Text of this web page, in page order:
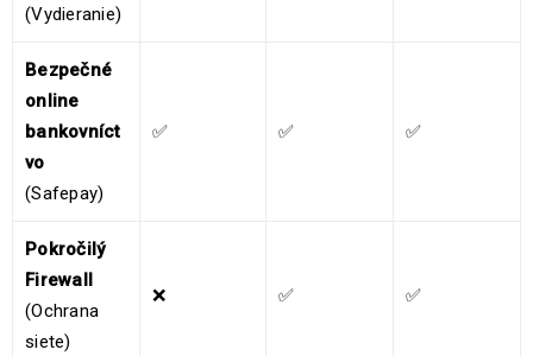
(Vydieranie)
Bezpečné
online
bankovníct
vo
(Safepay)
✅ ✅ ✅
Pokročilý
Firewall
(Ochrana
siete)
❌ ✅ ✅